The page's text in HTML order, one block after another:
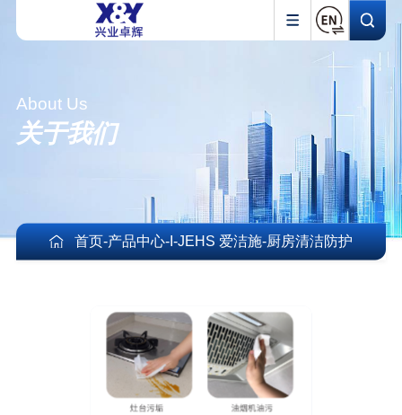
About Us
关于我们
首页-产品中心-I-JEHS 爱洁施-厨房清洁防护